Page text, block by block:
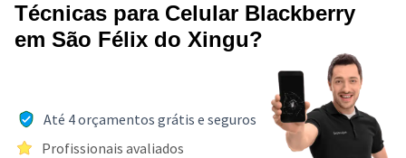
Técnicas para Celular Blackberry
em São Félix do Xingu?
Até 4 orçamentos grátis e seguros
Profissionais avaliados